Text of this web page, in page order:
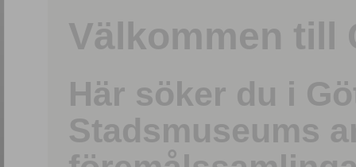
Välkommen till
Här söker du i
Stadsmuseums